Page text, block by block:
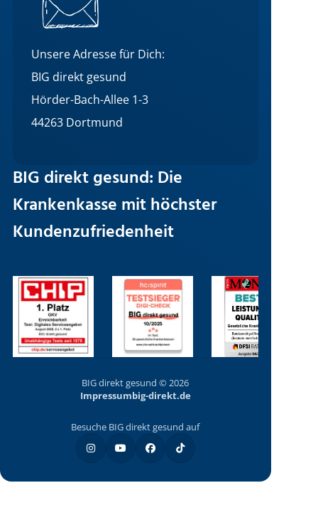
Unsere Adresse für Dich:
BIG direkt gesund
Hörder-Bach-Allee 1-3
44263 Dortmund
BIG direkt gesund: Die
Krankenkasse mit höchster
Kundenzufriedenheit
Bild Bild Bild
BIG direkt gesund © 2026
Impressumbig-direkt.de
Besuche BIG direkt gesund auf